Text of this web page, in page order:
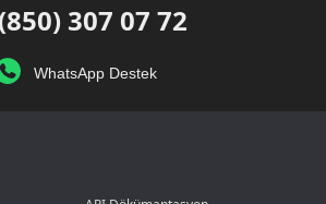
307 07 72
WhatsApp Destek